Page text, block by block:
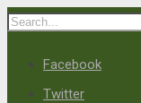
Facebook
Twitter